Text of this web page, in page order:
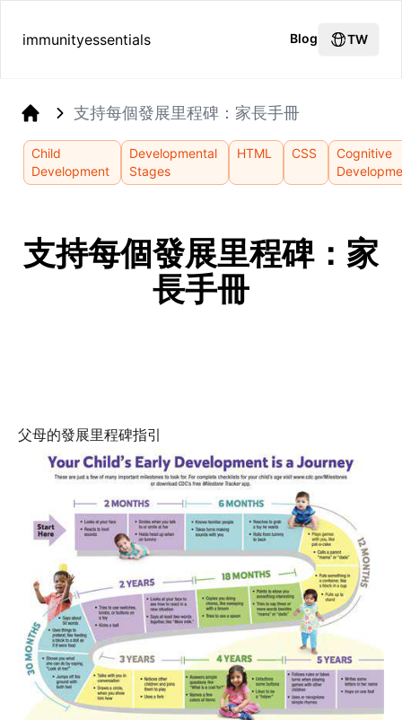
immunityessentials Blog TW
支持每個發展里程碑：家長手冊
Child
Development
Developmental
Stages
HTML CSS
Cognitive
支持每個發展里程碑：家
長手冊
父母的發展里程碑指引